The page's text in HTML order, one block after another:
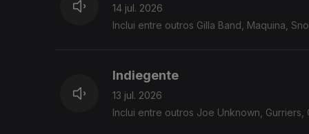
14 jul. 2026
Inclui entre outros Gilla Band, Maquina,
Indiegente
13 jul. 2026
Inclui entre outros Joe Unknown, Gurriers,